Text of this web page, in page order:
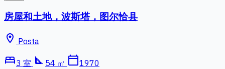
房屋和土地，波斯塔，图尔恰县
location_on Posta
bed3 室 square_foot 54 ㎡ calendar_today1970